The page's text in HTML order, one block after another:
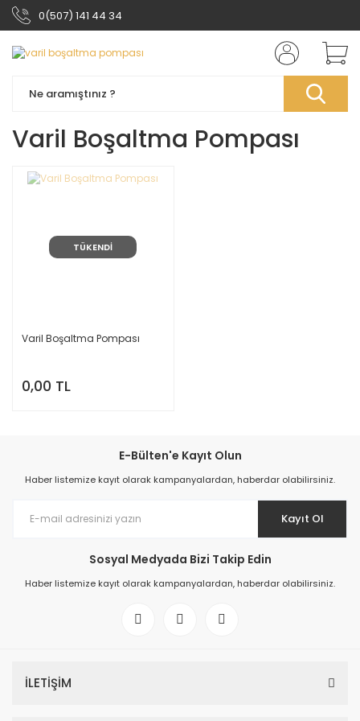
0(507) 141 44 34
Varil Boşaltma Pompası
TÜKENDİ
Varil Boşaltma Pompası
0,00 TL
E-Bülten'e Kayıt Olun
Haber listemize kayıt olarak kampanyalardan, haberdar olabilirsiniz.
Kayıt Ol
Sosyal Medyada Bizi Takip Edin
Haber listemize kayıt olarak kampanyalardan, haberdar olabilirsiniz.
İLETİŞİM